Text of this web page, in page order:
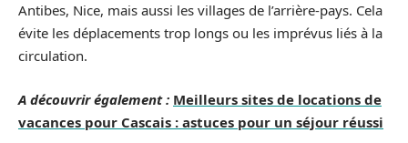
Antibes, Nice, mais aussi les villages de l’arrière-pays. Cela
évite les déplacements trop longs ou les imprévus liés à la
circulation.
A découvrir également : Meilleurs sites de locations de
vacances pour Cascais : astuces pour un séjour réussi